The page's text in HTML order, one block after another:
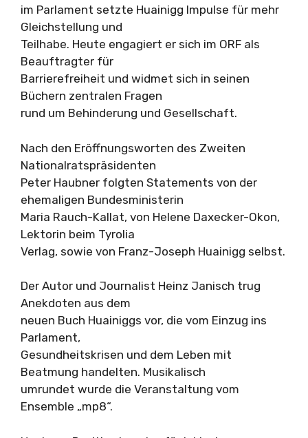
im Parlament setzte Huainigg Impulse für mehr
Gleichstellung und
Teilhabe. Heute engagiert er sich im ORF als
Beauftragter für
Barrierefreiheit und widmet sich in seinen
Büchern zentralen Fragen
rund um Behinderung und Gesellschaft.
Nach den Eröffnungsworten des Zweiten
Nationalratspräsidenten
Peter Haubner folgten Statements von der
ehemaligen Bundesministerin
Maria Rauch-Kallat, von Helene Daxecker-Okon,
Lektorin beim Tyrolia
Verlag, sowie von Franz-Joseph Huainigg selbst.
Der Autor und Journalist Heinz Janisch trug
Anekdoten aus dem
neuen Buch Huainiggs vor, die vom Einzug ins
Parlament,
Gesundheitskrisen und dem Leben mit
Beatmung handelten. Musikalisch
umrundet wurde die Veranstaltung vom
Ensemble „mp8“.